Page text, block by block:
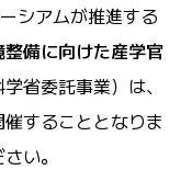
シアムが推進する
整備に向けた産学官
学省委託事業）は、
することとなりま
い。